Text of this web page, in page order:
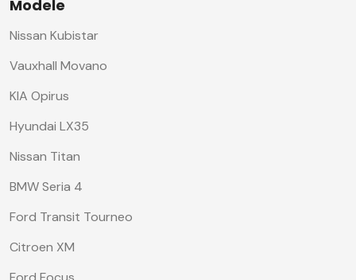
Modele
Nissan Kubistar
Vauxhall Movano
KIA Opirus
Hyundai LX35
Nissan Titan
BMW Seria 4
Ford Transit Tourneo
Citroen XM